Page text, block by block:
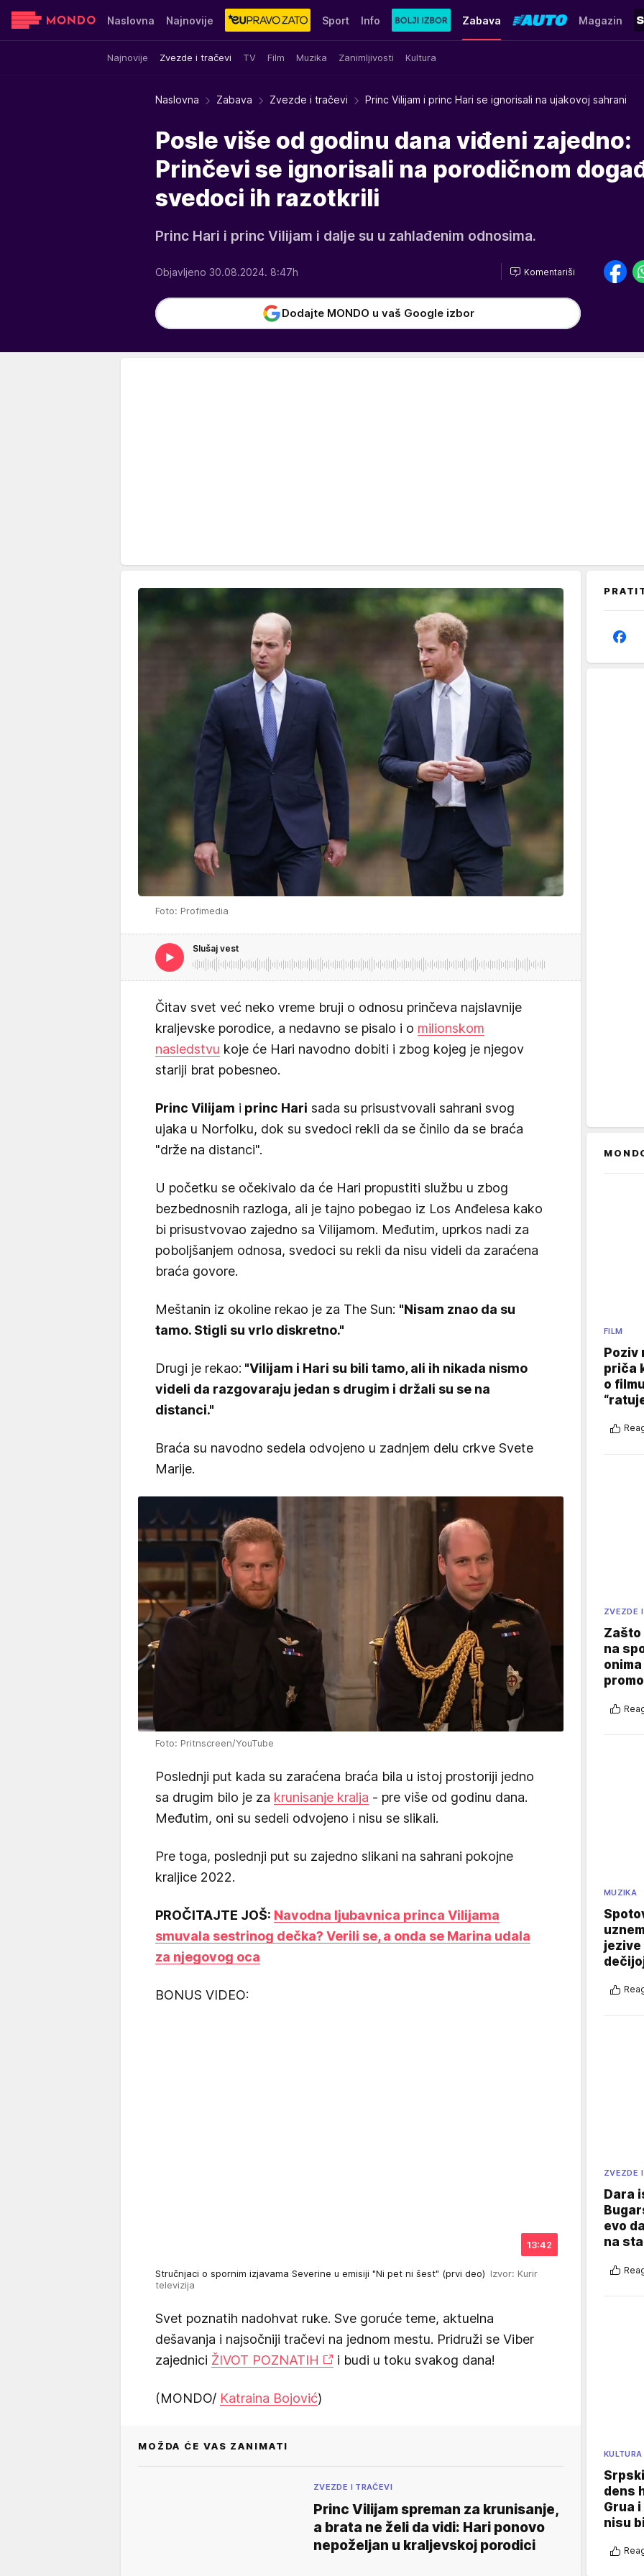
Naslovna Najnovije Sport Info Zabava
Najnovije Zvezde i tračevi TV Film Muzika Zanimljivosti Kultura
Magazin
Sensa Stvar ukusa Yumama
Naslovna Zabava Zvezde i tračevi Princ Vilijam i princ Hari se ignorisali na ujakovoj sahrani
Posle više od godinu dana viđeni zajedno:
Prinčevi se ignorisali na porodičnom
svedoci ih razotkrili
Princ Hari i princ Vilijam i dalje su u zahlađenim odnosima.
Objavljeno 30.08.2024. 8:47h Komentariši
Dodajte MONDO u vaš Google izbor
Foto: Profimedia
Slušaj vest
Čitav svet već neko vreme bruji o odnosu prinčeva najslavnije
kraljevske porodice, a nedavno se pisalo i o milionskom
nasledstvu koje će Hari navodno dobiti i zbog kojeg je njegov
stariji brat pobesneo.
Princ Vilijam i princ Hari sada su prisustvovali sahrani svog
ujaka u Norfolku, dok su svedoci rekli da se činilo da se braća
"drže na distanci".
U početku se očekivalo da će Hari propustiti službu u zbog
bezbednosnih razloga, ali je tajno pobegao iz Los Anđelesa kako
bi prisustvovao zajedno sa Vilijamom. Međutim, uprkos nadi za
poboljšanjem odnosa, svedoci su rekli da nisu videli da zaraćena
braća govore.
Meštanin iz okoline rekao je za The Sun: "Nisam znao da su
tamo. Stigli su vrlo diskretno."
Drugi je rekao: "Vilijam i Hari su bili tamo, ali ih nikada nismo
videli da razgovaraju jedan s drugim i držali su se na
distanci."
Braća su navodno sedela odvojeno u zadnjem delu crkve Svete
Marije.
Foto: Pritnscreen/YouTube
Poslednji put kada su zaraćena braća bila u istoj prostoriji jedno
sa drugim bilo je za krunisanje kralja - pre više od godinu dana.
Međutim, oni su sedeli odvojeno i nisu se slikali.
Pre toga, poslednji put su zajedno slikani na sahrani pokojne
kraljice 2022.
PROČITAJTE JOŠ: Navodna ljubavnica princa Vilijama
smuvala sestrinog dečka? Verili se, a onda se Marina udala
za njegovog oca
BONUS VIDEO:
13:42
Stručnjaci o spornim izjavama Severine u emisiji "Ni pet ni šest" (prvi deo) Izvor: Kurir
televizija
Svet poznatih nadohvat ruke. Sve goruće teme, aktuelna
dešavanja i najsočniji tračevi na jednom mestu. Pridruži se Viber
zajednici ŽIVOT POZNATIH i budi u toku svakog dana!
(MONDO/ Katraina Bojović)
MOŽDA ĆE VAS ZANIMATI
ZVEZDE I TRAČEVI
Princ Vilijam spreman za krunisanje,
a brata ne želi da vidi: Hari ponovo
nepoželjan u kraljevskoj porodici
FILM
Poziv
priča
o
ZVEZDE
Zašto
na
MUZIKA
jezive
ZVEZDE
Dara
evo
na
KULTURA
dens
Grua
nisu